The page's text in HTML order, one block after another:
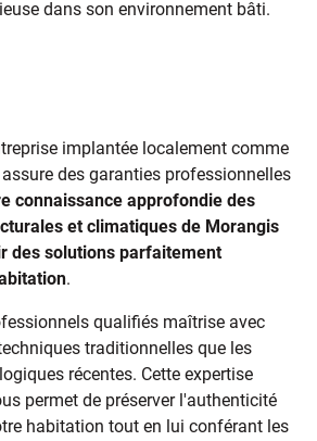
dans son environnement bâti.
implantée localement comme
des garanties professionnelles
connaissance approfondie des
et climatiques de Morangis
des solutions parfaitement
.
qualifiés maîtrise avec
traditionnelles que les
récentes. Cette expertise
permet de préserver l'authenticité
habitation tout en lui conférant les